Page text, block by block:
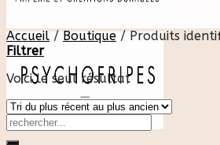
Accueil / Boutique /Produits
Filtrer
Voici le seul résultat